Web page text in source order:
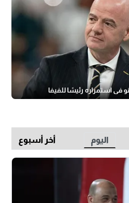
في استمراره رئيسًا للفيفا
اليوم أخر أسبوع